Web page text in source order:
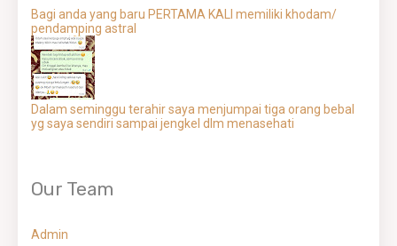
Bagi anda yang baru PERTAMA KALI memiliki khodam/
pendamping astral
Dalam seminggu terahir saya menjumpai tiga orang bebal
yg saya sendiri sampai jengkel dlm menasehati
Our Team
Admin